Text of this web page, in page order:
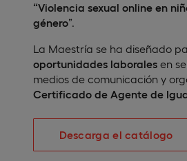
“Violencia sexual online en
género”.
La Maestría se ha diseñado
oportunidades laborales en
medios de comunicación y
Certificado de Agente de
Descarga el catálogo